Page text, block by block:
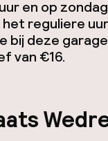
en op
reguliere
bij deze
van €16.